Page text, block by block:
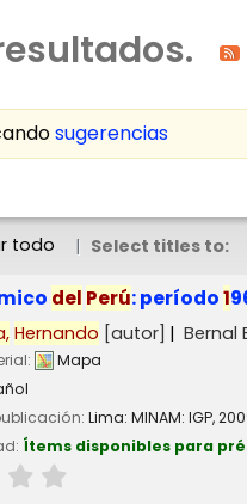
sugerencias
todo Select titles to:
del Perú: período1
Hernando [autor] Bernal
Mapa
Lima: MINAM: IGP,
Ítems disponibles para